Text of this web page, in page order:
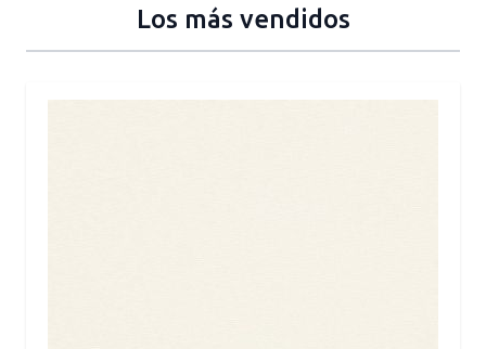
Los más vendidos